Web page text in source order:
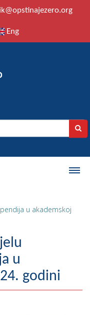
Eng
u akademskoj
u
godini